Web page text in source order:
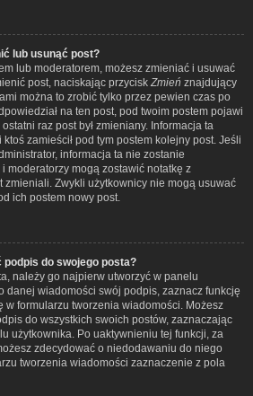
lub usunąć post?
lub moderatorem, możesz zmieniać i usuwać
post, naciskając przycisk Zmień znajdujący
można to zrobić tylko przez pewien czas po
na ten post, pod twoim postem pojawi
raz post był zmieniany. Informacja ta
zamieścił pod tym postem kolejny post. Jeśli
informacja ta nie zostanie
moderatorzy mogą zostawić notatkę z
zmieniali. Zwykli użytkownicy nie mogą usuwać
ich postem nowy post.
podpis do swojego posta?
należy go najpierw utworzyć w panelu
danej wiadomości swój podpis, zaznacz funkcję
w formularzu tworzenia wiadomości. Możesz
do wszystkich swoich postów, zaznaczając
użytkownika. Po uaktywnieniu tej funkcji, za
zdecydować o niedodawaniu do niego
tworzenia wiadomości zaznaczenie z pola